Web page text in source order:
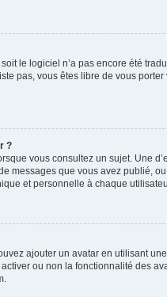
le logiciel n’a pas encore été
pas, vous êtes libre de vous
?
vous consultez un sujet. Une
messages que vous avez publié,
et personnelle à chaque
ajouter un avatar en utilisant
ou non la fonctionnalité des